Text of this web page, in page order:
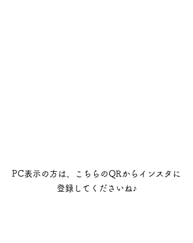
PC表示の方は、こちらのQRからインスタに
登録してくださいね♪